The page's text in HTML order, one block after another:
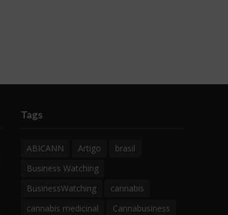
Tags
ABICANN Artigo
brasil
Business Watching
BusinessWatching
cannabis
cannabis medicinal
Cannabusiness